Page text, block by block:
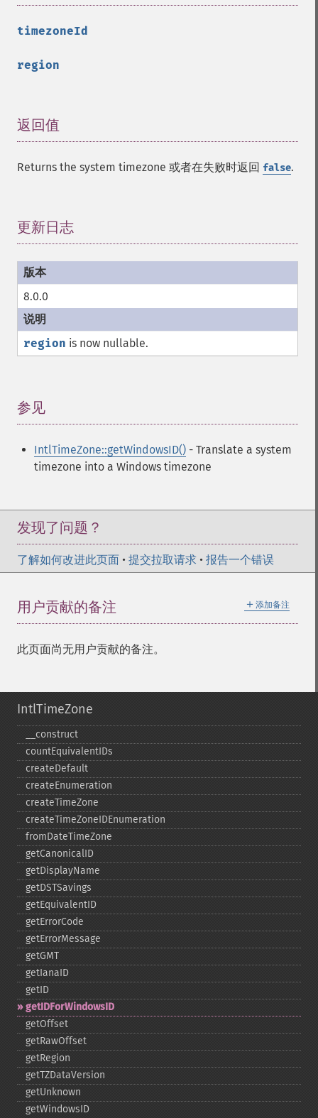
timezoneId
region
返回值
Returns the system timezone 或者在失败时返回 false.
更新日志
8.0.0
region is now nullable.
参见
IntlTimeZone::getWindowsID() - Translate a system
timezone into a Windows timezone
发现了问题？
了解如何改进此页面 • 提交拉取请求 • 报告一个错误
＋ 添加备注
用户贡献的备注
此页面尚无用户贡献的备注。
IntlTimeZone
_​_​construct
countEquivalentIDs
createDefault
createEnumeration
createTimeZone
createTimeZoneIDEnumeration
fromDateTimeZone
getCanonicalID
getDisplayName
getDSTSavings
getEquivalentID
getErrorCode
getErrorMessage
getGMT
getIanaID
getID
getIDForWindowsID
getOffset
getRawOffset
getRegion
getTZDataVersion
getUnknown
getWindowsID